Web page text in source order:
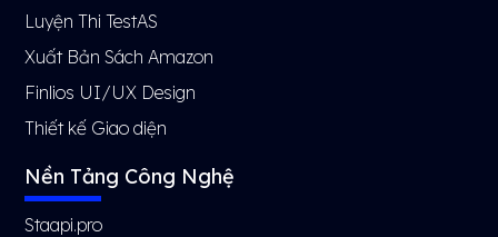
Luyện Thi TestAS
Xuất Bản Sách Amazon
Finlios UI/UX Design
Thiết kế Giao diện
Nền Tảng Công Nghệ
Staapi.pro